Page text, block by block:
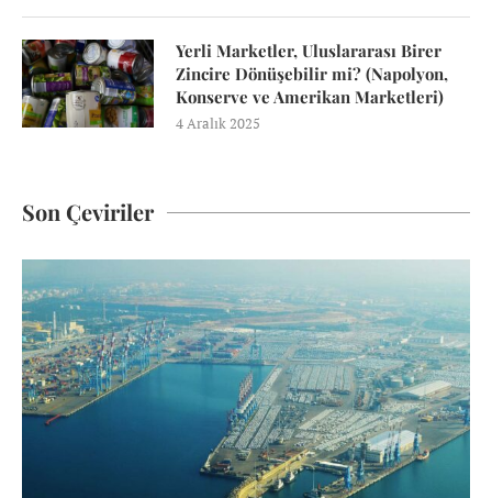
Yerli Marketler, Uluslararası Birer
Zincire Dönüşebilir mi? (Napolyon,
Konserve ve Amerikan Marketleri)
4 Aralık 2025
Son Çeviriler